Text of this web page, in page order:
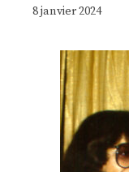
8 janvier 2024